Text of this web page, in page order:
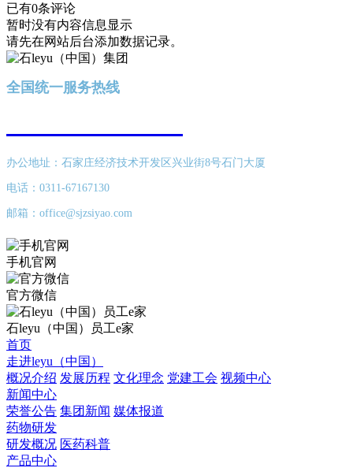
已有0条评论
暂时没有内容信息显示
请先在网站后台添加数据记录。
全国统一服务热线
办公地址：石家庄经济技术开发区兴业街8号石门大厦
电话：0311-67167130
邮箱：office@sjzsiyao.com
手机官网
官方微信
石leyu（中国）员工e家
首页
走进leyu（中国）
概况介绍 发展历程 文化理念 党建工会 视频中心
新闻中心
荣誉公告 集团新闻 媒体报道
药物研发
研发概况 医药科普
产品中心